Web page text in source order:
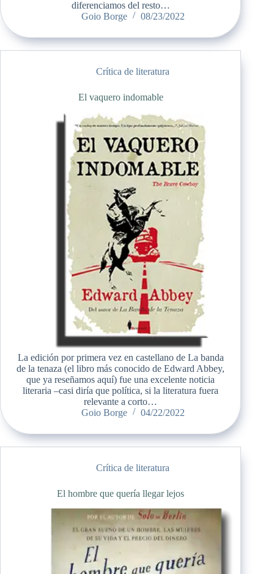
diferenciamos del resto…
Goio Borge
08/23/2022
Crítica de literatura
El vaquero indomable
La edición por primera vez en castellano de La banda
de la tenaza (el libro más conocido de Edward Abbey,
que ya reseñamos aquí) fue una excelente noticia
literaria –casi diría que política, si la literatura fuera
relevante a corto…
Goio Borge
04/22/2022
Crítica de literatura
El hombre que quería llegar lejos